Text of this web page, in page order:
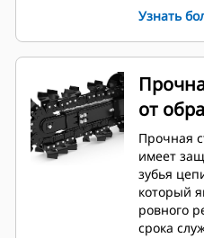
грунтах
Узнать
от
Прочная
имеет
зубья
который
ровного
срока